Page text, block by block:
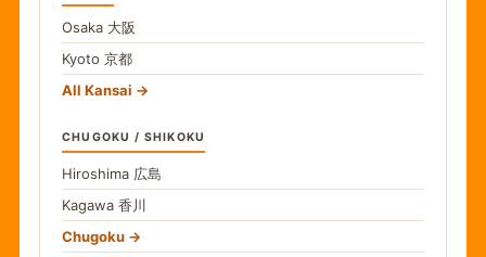
Osaka 大阪
Kyoto 京都
All Kansai
CHUGOKU / SHIKOKU
Hiroshima 広島
Kagawa 香川
Chugoku